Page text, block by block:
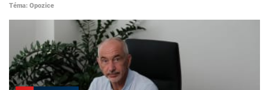
Téma: Opozice